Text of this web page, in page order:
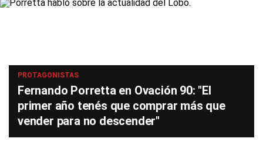
PROTAGONISTAS
Fernando Porretta en Ovación 90: "El
primer año tenés que comprar más que
vender para no descender"